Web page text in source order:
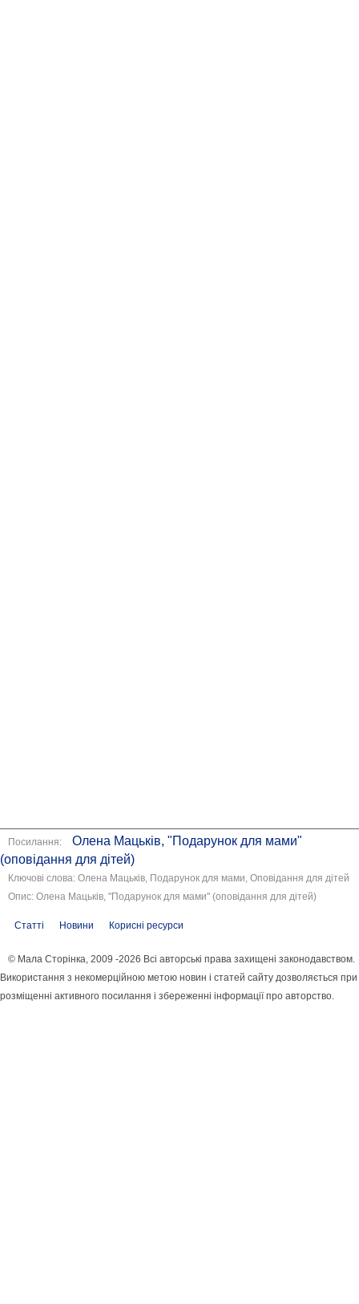
Посилання:
Олена Мацьків, "Подарунок для мами"
(оповідання для дітей)
Ключові слова: Олена Мацьків, Подарунок для мами, Оповідання для дітей
Опис: Олена Мацьків, "Подарунок для мами" (оповідання для дітей)
Статті Новини Корисні ресурси
© Мала Сторінка, 2009 -2026 Всі авторські права захищені законодавством.
Використання з некомерційною метою новин і статей сайту дозволяється при
розміщенні активного посилання і збереженні інформації про авторство.